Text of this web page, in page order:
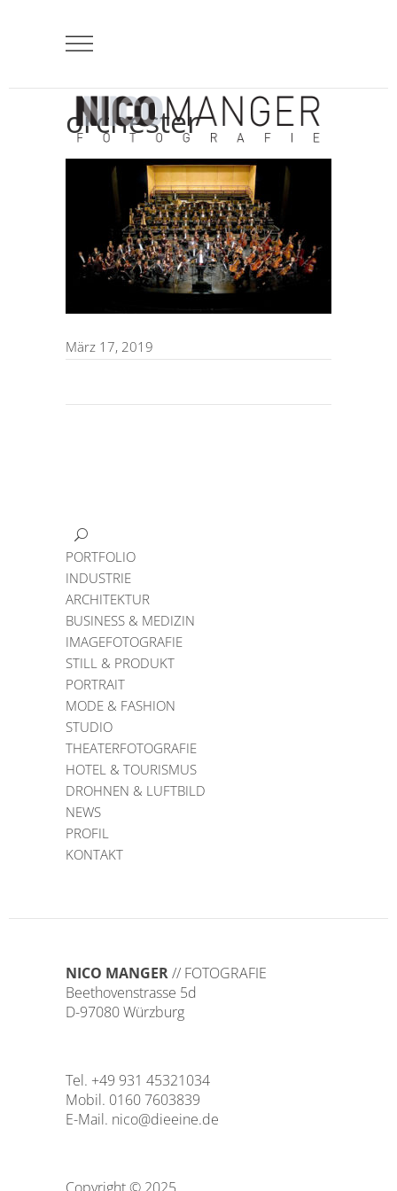
orchester
März 17, 2019
PORTFOLIO
INDUSTRIE
ARCHITEKTUR
BUSINESS & MEDIZIN
IMAGEFOTOGRAFIE
STILL & PRODUKT
PORTRAIT
MODE & FASHION
STUDIO
THEATERFOTOGRAFIE
HOTEL & TOURISMUS
DROHNEN & LUFTBILD
NEWS
PROFIL
KONTAKT
NICO MANGER// FOTOGRAFIE
Beethovenstrasse 5d
D-97080 Würzburg
Tel. +49 931 45321034
Mobil. 0160 7603839
E-Mail. nico@dieeine.de